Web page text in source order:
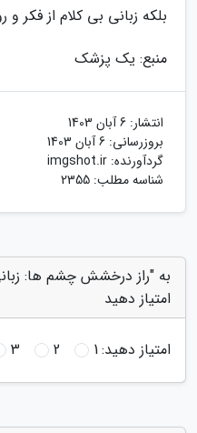
بلکه زبانی بی کلام از فکر
منبع: یک پزشک
انتشار: 6 آبان 1403
بروزرسانی: 6 آبان 1403
گردآورنده: imgshot.ir
شناسه مطلب: 2355
به "راز درخشش چشم ها:
امتیاز دهید
امتیاز دهید:1
2
3